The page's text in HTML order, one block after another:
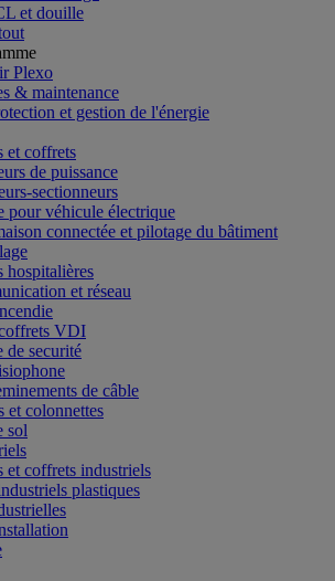
et douille
Plexo
& maintenance
et gestion de l'énergie
et coffrets
de puissance
sectionneurs
pour véhicule électrique
connectée et pilotage du bâtiment
hospitalières
et réseau
VDI
de securité
de câble
et colonnettes
sol
et coffrets industriels
plastiques